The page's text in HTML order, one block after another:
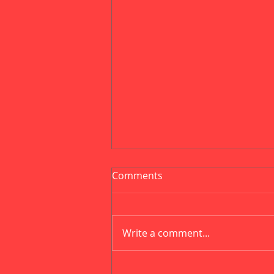
Comments
Write a comment...